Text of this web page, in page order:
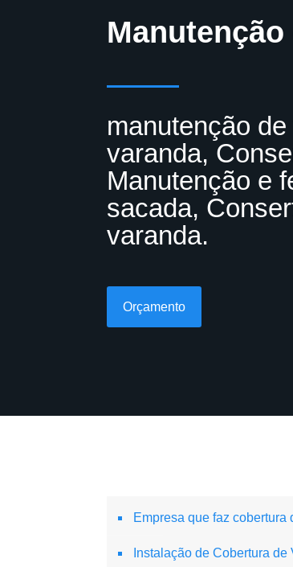
manutenção
varanda,
Manutenção e
sacada,
varanda.
Orçamento
Empresa que faz cobertura
Instalação de Cobertura de